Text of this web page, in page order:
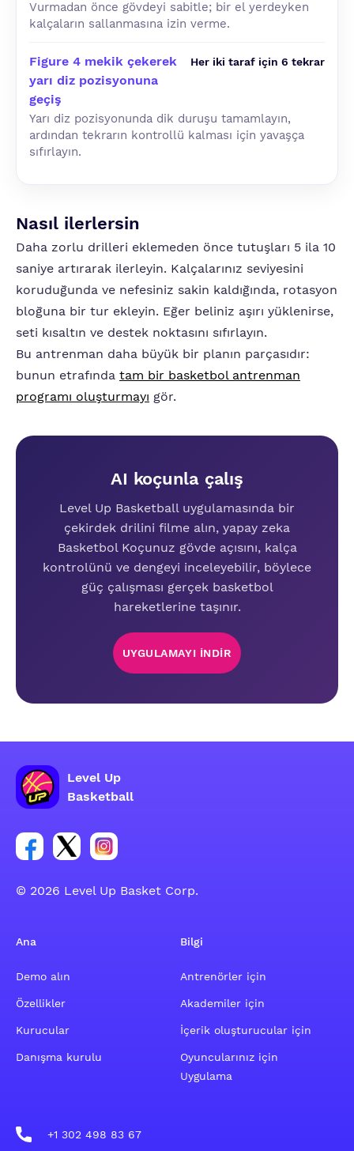
Vurmadan önce gövdeyi sabitle; bir el yerdeyken
kalçaların sallanmasına izin verme.
Figure 4 mekik çekerek
yarı diz pozisyonuna
geçiş
Her iki taraf için 6 tekrar
Yarı diz pozisyonunda dik duruşu tamamlayın,
ardından tekrarın kontrollü kalması için yavaşça
sıfırlayın.
Nasıl ilerlersin
Daha zorlu drilleri eklemeden önce tutuşları 5 ila 10
saniye artırarak ilerleyin. Kalçalarınız seviyesini
koruduğunda ve nefesiniz sakin kaldığında, rotasyon
bloğuna bir tur ekleyin. Eğer beliniz aşırı yüklenirse,
seti kısaltın ve destek noktasını sıfırlayın.
Bu antrenman daha büyük bir planın parçasıdır:
bunun etrafında tam bir basketbol antrenman
programı oluşturmayı gör.
AI koçunla çalış
Level Up Basketball uygulamasında bir
çekirdek drilini filme alın, yapay zeka
Basketbol Koçunuz gövde açısını, kalça
kontrolünü ve dengeyi inceleyebilir, böylece
güç çalışması gerçek basketbol
hareketlerine taşınır.
UYGULAMAYI INDIR
Level Up
Basketball
Facebook hesabı sosyal grubu linki
Twitter hesabı sosyal grubu linki
Instagram hesabı sosyal grubu linki
© 2026 Level Up Basket Corp.
Ana
Demo alın
Özellikler
Kurucular
Danışma kurulu
Bilgi
Antrenörler için
Akademiler için
İçerik oluşturucular için
Oyuncularınız için
Uygulama
+1 302 498 83 67